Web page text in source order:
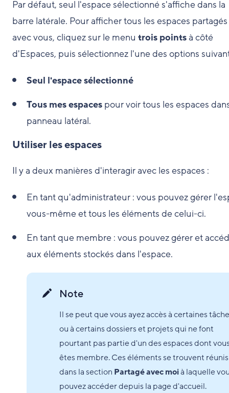
Par défaut, seul l'espace sélectionné s'affiche dans la
barre latérale. Pour afficher tous les espaces partagés
avec vous, cliquez sur le menu trois pointsà côté
d'Espaces, puis sélectionnez l'une des options
Seul l'espace sélectionné
Tous mes espaces pour voir tous les espaces
panneau latéral.
Utiliser les espaces
Il y a deux manières d'interagir avec les espaces :
En tant qu'administrateur : vous pouvez gérer
vous-même et tous les éléments de celui-ci.
En tant que membre : vous pouvez gérer et
aux éléments stockés dans l'espace.
Note
Il se peut que vous ayez accès à certaines
ou à certains dossiers et projets qui ne font
pourtant pas partie d'un des espaces dont
êtes membre. Ces éléments se trouvent réunis
dans la section Partagé avec moià laquelle
pouvez accéder depuis la page d'accueil.